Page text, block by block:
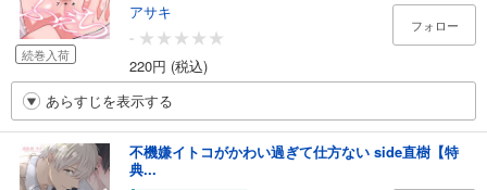
続巻入荷
アサキ
-
220円 (税込)
フォロー
あらすじを表示する
不機嫌イトコがかわい過ぎて仕方ない side直樹【特
典...